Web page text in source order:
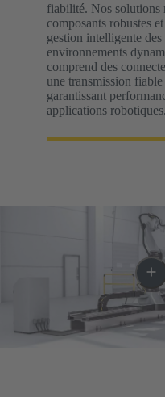
fiabilité. Nos solutions
composants robustes
gestion intelligente
environnements
comprend des
une transmission
garantissant
applications robotiques.